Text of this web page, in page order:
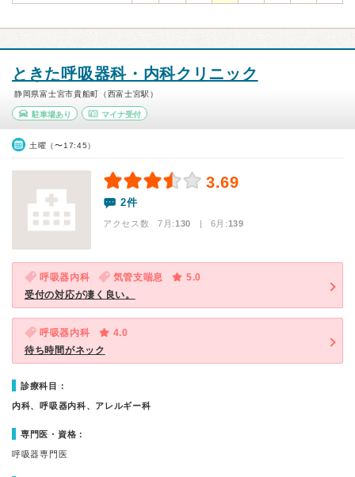
ときた呼吸器科・内科クリニック
静岡県富士宮市貴船町（西富士宮駅）
駐車場あり マイナ受付
土曜（〜17:45）
3.69
2件
アクセス数 7月:130 | 6月:139
呼吸器内科 気管支喘息
5.0
受付の対応が凄く良い。
呼吸器内科
4.0
待ち時間がネック
診療科目：
内科、呼吸器内科、アレルギー科
専門医・資格：
呼吸器専門医